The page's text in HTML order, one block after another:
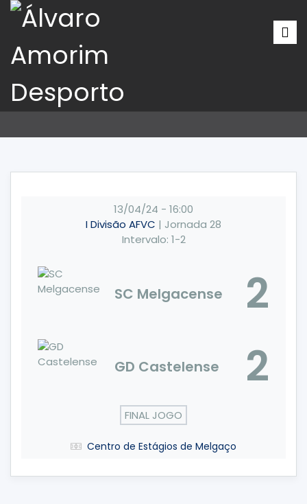
13/04/24 - 16:00
I Divisão AFVC | Jornada 28
Intervalo: 1-2
SC Melgacense 2
GD Castelense 2
FINAL JOGO
Centro de Estágios de Melgaço